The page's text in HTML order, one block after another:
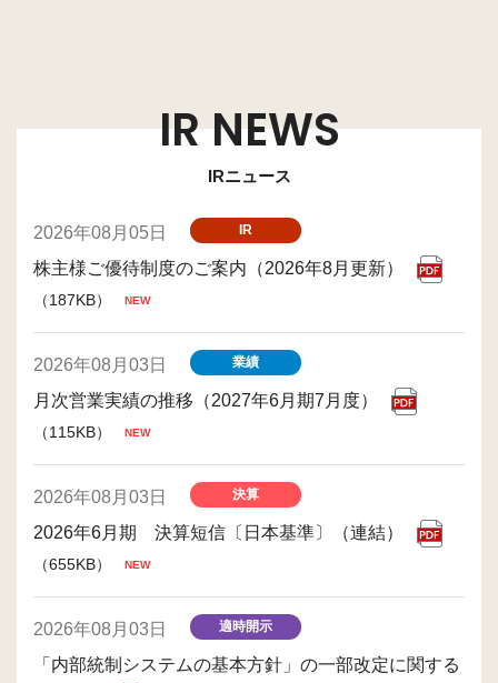
IR NEWS
IRニュース
2026年08月05日 IR
株主様ご優待制度のご案内（2026年8月更新）
（187KB）
2026年08月03日 業績
月次営業実績の推移（2027年6月期7月度）
（115KB）
2026年08月03日 決算
2026年6月期 決算短信〔日本基準〕（連結）
（655KB）
2026年08月03日 適時開示
「内部統制システムの基本方針」の一部改定に関する